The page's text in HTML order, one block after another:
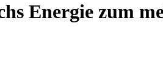
Energie zum